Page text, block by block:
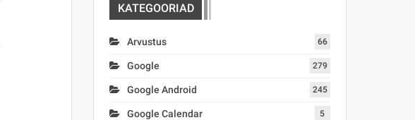
KATEGOORIAD
Arvustus 66
Google 279
Google Android 245
Google Calendar 5